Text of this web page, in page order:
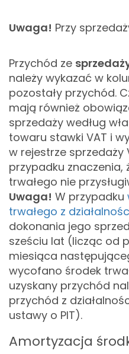
Uwaga! Przy
Przychód ze
należy wykazać w
pozostały przychód.
mają również
sprzedaży według
towaru stawki VAT i
w rejestrze sprzedaży
przypadku znaczenia,
trwałego nie
Uwaga! W przypadku
trwałego z
dokonania jego
sześciu lat (licząc od
miesiąca
wycofano środek
uzyskany przychód
przychód z
ustawy o PIT).
Amortyzacja